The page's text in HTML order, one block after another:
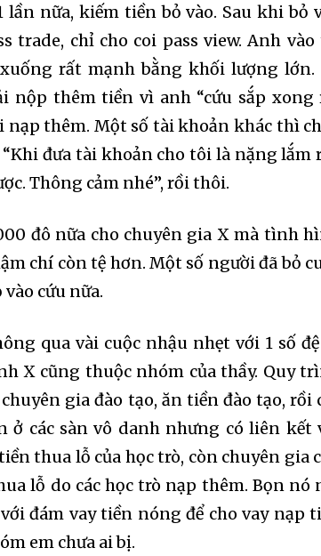
nữa, kiếm tiền bỏ vào. Sau khi bỏ
trade, chỉ cho coi pass view. Anh vào
rất mạnh bằng khối lượng lớn.
nộp thêm tiền vì anh “cứu sắp xong
nạp thêm. Một số tài khoản khác thì
đưa tài khoản cho tôi là nặng lắm
Thông cảm nhé”, rồi thôi.
đô nữa cho chuyên gia X mà tình
chí còn tệ hơn. Một số người đã bỏ
cứu nữa.
qua vài cuộc nhậu nhẹt với 1 số
X cũng thuộc nhóm của thầy. Quy
gia đào tạo, ăn tiền đào tạo, rồi
ở các sàn vô danh nhưng có liên kết
thua lỗ của học trò, còn chuyên gia
lỗ do các học trò nạp thêm. Bọn nó
đám vay tiền nóng để cho vay nạp
em chưa ai bị.